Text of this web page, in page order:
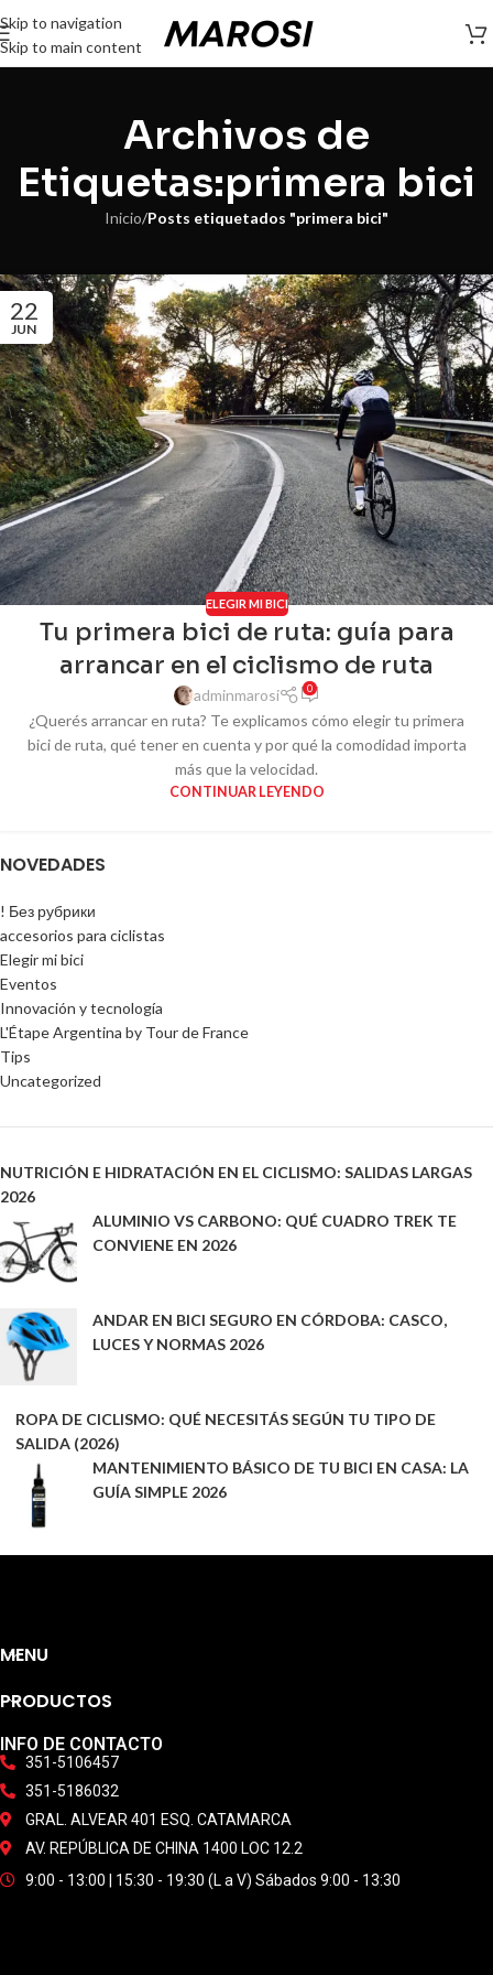
Skip to navigation
Skip to main content
Archivos de
Etiquetas:primera bici
Inicio/Posts etiquetados "primera bici"
22
JUN
ELEGIR MI BICI
Tu primera bici de ruta: guía para
arrancar en el ciclismo de ruta
adminmarosi 0
¿Querés arrancar en ruta? Te explicamos cómo elegir tu primera
bici de ruta, qué tener en cuenta y por qué la comodidad importa
más que la velocidad.
CONTINUAR LEYENDO
NOVEDADES
! Без рубрики
accesorios para ciclistas
Elegir mi bici
Eventos
Innovación y tecnología
L'Étape Argentina by Tour de France
Tips
Uncategorized
NUTRICIÓN E HIDRATACIÓN EN EL CICLISMO: SALIDAS LARGAS
2026
ALUMINIO VS CARBONO: QUÉ CUADRO TREK TE
CONVIENE EN 2026
ANDAR EN BICI SEGURO EN CÓRDOBA: CASCO,
LUCES Y NORMAS 2026
ROPA DE CICLISMO: QUÉ NECESITÁS SEGÚN TU TIPO DE
SALIDA (2026)
MANTENIMIENTO BÁSICO DE TU BICI EN CASA: LA
GUÍA SIMPLE 2026
MENU
PRODUCTOS
INFO DE CONTACTO
351-5106457
351-5186032
GRAL. ALVEAR 401 ESQ. CATAMARCA
AV. REPÚBLICA DE CHINA 1400 LOC 12.2
9:00 - 13:00 | 15:30 - 19:30 (L a V) Sábados 9:00 - 13:30